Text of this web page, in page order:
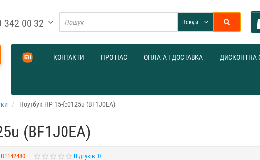
342 00 32 Всюди
КОНТАКТИ ПРО НАС ОПЛАТА І ДОСТАВКА ДИСКОНТНА
Ноутбук HP 15-fc0125u (BF1J0EA)
(BF1J0EA)
U1142480 Відгуків: 0